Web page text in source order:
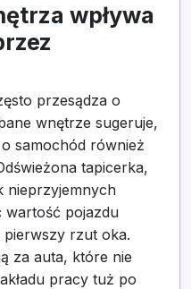
wpływa
przesądza o
wnętrze sugeruje,
o samochód również
tapicerka,
nieprzyjemnych
wartość pojazdu
pierwszy rzut oka.
za auta, które nie
pracy tuż po